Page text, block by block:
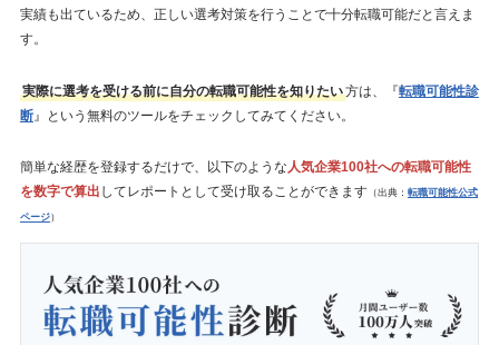
実績も出ているため、正しい選考対策を行うことで十分転職可能だと言えま
す。
実際に選考を受ける前に自分の転職可能性を知りたい方は、『転職可能性診
断』という無料のツールをチェックしてみてください。
簡単な経歴を登録するだけで、以下のような人気企業100社への転職可能性
を数字で算出 してレポートとして受け取ることができます（出典： 転職可能性公式
ページ）